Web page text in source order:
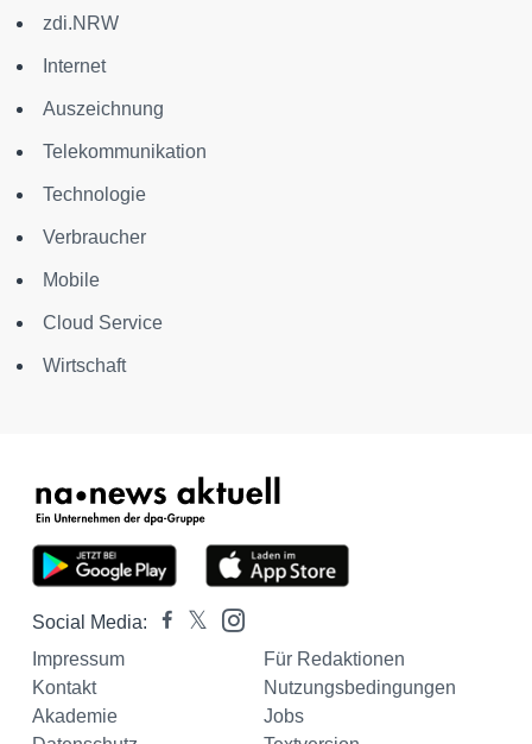
zdi.NRW
Internet
Auszeichnung
Telekommunikation
Technologie
Verbraucher
Mobile
Cloud Service
Wirtschaft
Social Media:
Impressum
Für Redaktionen
Kontakt
Nutzungsbedingungen
Akademie
Jobs